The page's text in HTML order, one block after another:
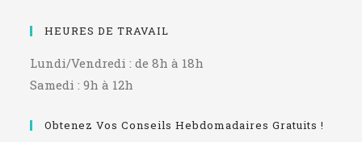
HEURES DE TRAVAIL
Lundi/Vendredi : de 8h à 18h
Samedi : 9h à 12h
Obtenez Vos Conseils Hebdomadaires Gratuits !